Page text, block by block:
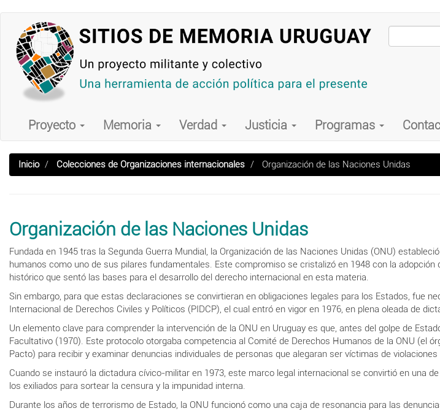
contenido
principal
Main
navigation
Proyecto Memoria Verdad Justicia Programas
Inicio Colecciones de Organizaciones internacionales Organización de las Naciones Unidas
Organización de las Naciones Unidas
Fundada en 1945 tras la Segunda Guerra Mundial, la Organización de las Naciones Unidas (ONU)
humanos como uno de sus pilares fundamentales. Este compromiso se cristalizó en 1948 con la
histórico que sentó las bases para el desarrollo del derecho internacional en esta materia.
Sin embargo, para que estas declaraciones se convirtieran en obligaciones legales para los Estados, fue
Internacional de Derechos Civiles y Políticos (PIDCP), el cual entró en vigor en 1976, en plena oleada de
Un elemento clave para comprender la intervención de la ONU en Uruguay es que, antes del golpe de
Facultativo (1970). Este protocolo otorgaba competencia al Comité de Derechos Humanos de la ONU (el
Pacto) para recibir y examinar denuncias individuales de personas que alegaran ser víctimas de
Cuando se instauró la dictadura cívico-militar en 1973, este marco legal internacional se convirtió en una
los exiliados para sortear la censura y la impunidad interna.
Durante los años de terrorismo de Estado, la ONU funcionó como una caja de resonancia para las